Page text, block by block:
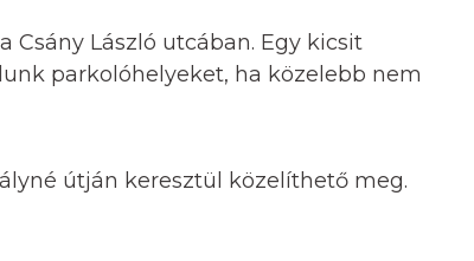
Csány László utcában. Egy kicsit
parkolóhelyeket, ha közelebb nem
útján keresztül közelíthető meg.